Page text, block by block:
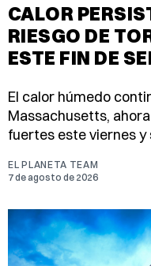
CALOR
RIESGO DE
ESTE FIN DE
El calor húmedo
Massachusetts,
fuertes este viernes y
EL PLANETA TEAM
7 de agosto de 2026